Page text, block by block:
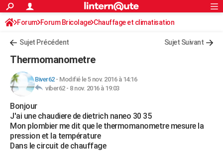
ACTUALITÉS
Politique
Société
Faits Divers
Education
Monde
Villes
+
FINANCE
Retraite
Impôts
Epargne
Immobilier
Risques naturels par ville
Banque
Assurance
Crédit
AUTO
Essais
Réserver un essai
Citadines
Berlines
SUV
Forum auto
+HIGH-TECH
Mobiles
Meilleur smartphone
Internet
Ordinateurs
Jeux vidéo
Guide high-tech
+BRICOLAGE
Forum
Aménagement intérieur
Extérieur
Cuisine
Salle de bains
Jardinage
Rangement
Rechercher
S'inscrire
Connexion
Forum Forum Bricolage Chauffage et climatisation
Sujet Précédent Sujet Suivant
Thermomanometre
Biver62- Modifié le 5 nov. 2016 à 14:16
viber62 - 8 nov. 2016 à 19:03
Bonjour
J'ai une chaudiere de dietrich naneo 30 35
Mon plombier me dit que le thermomanometre mesure la
pression et la température
Dans le circuit de chauffage